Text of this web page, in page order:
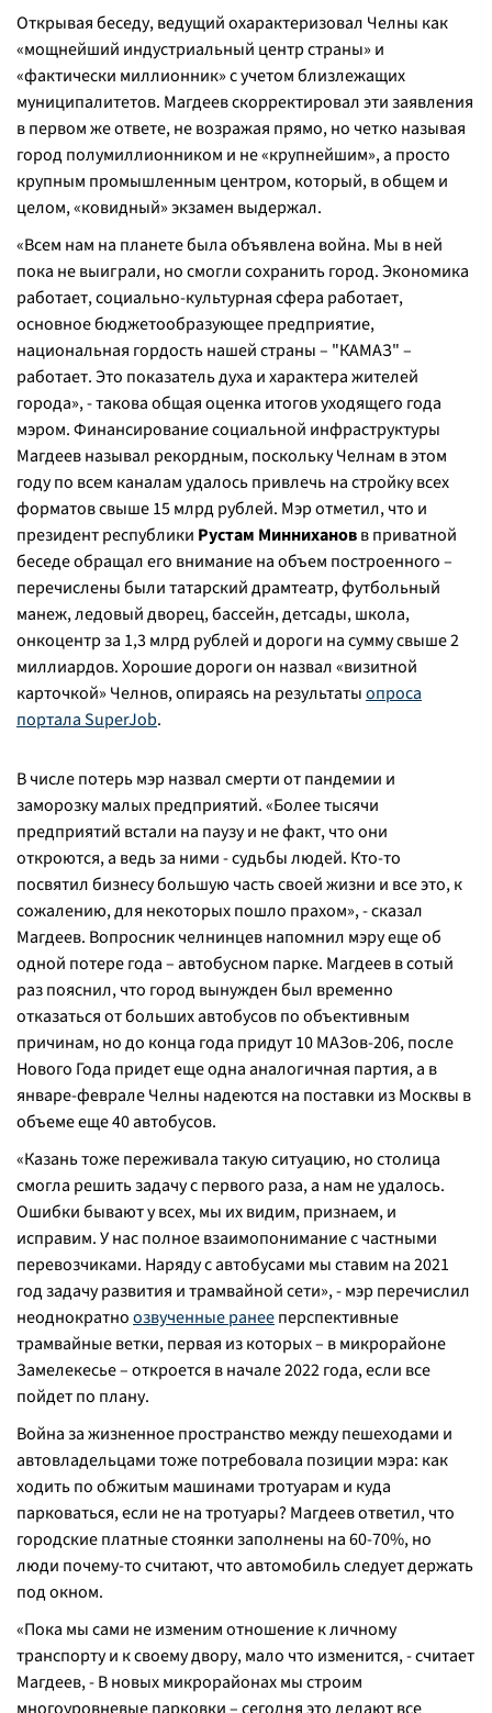
Открывая беседу, ведущий охарактеризовал Челны как
«мощнейший индустриальный центр страны» и
«фактически миллионник» с учетом близлежащих
муниципалитетов. Магдеев скорректировал эти заявления
в первом же ответе, не возражая прямо, но четко называя
город полумиллионником и не «крупнейшим», а просто
крупным промышленным центром, который, в общем и
целом, «ковидный» экзамен выдержал.
«Всем нам на планете была объявлена война. Мы в ней
пока не выиграли, но смогли сохранить город. Экономика
работает, социально-культурная сфера работает,
основное бюджетообразующее предприятие,
национальная гордость нашей страны – "КАМАЗ" –
работает. Это показатель духа и характера жителей
города», - такова общая оценка итогов уходящего года
мэром. Финансирование социальной инфраструктуры
Магдеев называл рекордным, поскольку Челнам в этом
году по всем каналам удалось привлечь на стройку всех
форматов свыше 15 млрд рублей. Мэр отметил, что и
президент республики Рустам Миннихановв приватной
беседе обращал его внимание на объем построенного –
перечислены были татарский драмтеатр, футбольный
манеж, ледовый дворец, бассейн, детсады, школа,
онкоцентр за 1,3 млрд рублей и дороги на сумму свыше 2
миллиардов. Хорошие дороги он назвал «визитной
карточкой» Челнов, опираясь на результатыопроса
портала SuperJob.
В числе потерь мэр назвал смерти от пандемии и
заморозку малых предприятий. «Более тысячи
предприятий встали на паузу и не факт, что они
откроются, а ведь за ними - судьбы людей. Кто-то
посвятил бизнесу большую часть своей жизни и все это, к
сожалению, для некоторых пошло прахом», - сказал
Магдеев. Вопросник челнинцев напомнил мэру еще об
одной потере года – автобусном парке. Магдеев в сотый
раз пояснил, что город вынужден был временно
отказаться от больших автобусов по объективным
причинам, но до конца года придут 10 МАЗов-206, после
Нового Года придет еще одна аналогичная партия, а в
январе-феврале Челны надеются на поставки из Москвы в
объеме еще 40 автобусов.
«Казань тоже переживала такую ситуацию, но столица
смогла решить задачу с первого раза, а нам не удалось.
Ошибки бывают у всех, мы их видим, признаем, и
исправим. У нас полное взаимопонимание с частными
перевозчиками. Наряду с автобусами мы ставим на 2021
год задачу развития и трамвайной сети», - мэр перечислил
неоднократноозвученные ранееперспективные
трамвайные ветки, первая из которых – в микрорайоне
Замелекесье – откроется в начале 2022 года, если все
пойдет по плану.
Война за жизненное пространство между пешеходами и
автовладельцами тоже потребовала позиции мэра: как
ходить по обжитым машинами тротуарам и куда
парковаться, если не на тротуары? Магдеев ответил, что
городские платные стоянки заполнены на 60-70%, но
люди почему-то считают, что автомобиль следует держать
под окном.
«Пока мы сами не изменим отношение к личному
транспорту и к своему двору, мало что изменится, -считает
Магдеев,- В новых микрорайонах мы строим